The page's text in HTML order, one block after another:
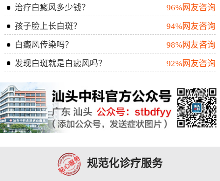
治疗白癜风多少钱？
96%网友咨询
孩子脸上长白斑？
94%网友咨询
白癜风传染吗？
98%网友咨询
发现白斑就是白癜风吗？
92%网友咨询
规范化诊疗服务